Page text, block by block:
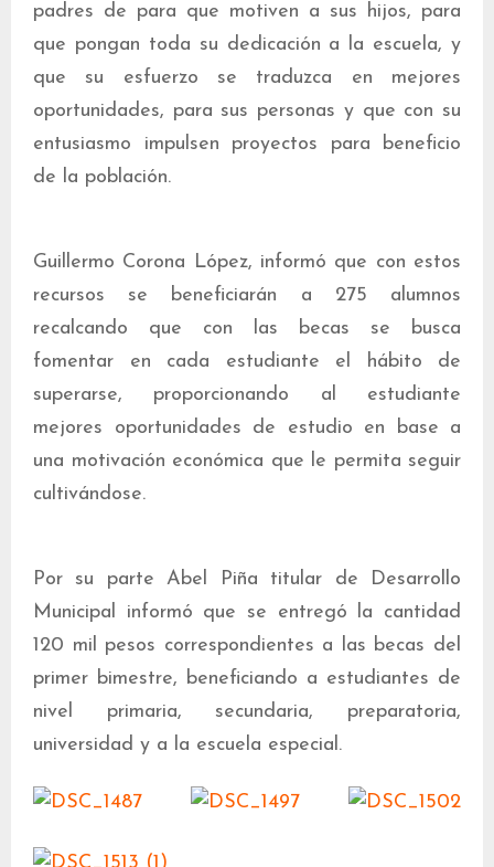
padres de para que motiven a sus hijos, para
que pongan toda su dedicación a la escuela, y
que su esfuerzo se traduzca en mejores
oportunidades, para sus personas y que con su
entusiasmo impulsen proyectos para beneficio
de la población.
Guillermo Corona López, informó que con estos
recursos se beneficiarán a 275 alumnos
recalcando que con las becas se busca
fomentar en cada estudiante el hábito de
superarse, proporcionando al estudiante
mejores oportunidades de estudio en base a
una motivación económica que le permita seguir
cultivándose.
Por su parte Abel Piña titular de Desarrollo
Municipal informó que se entregó la cantidad
120 mil pesos correspondientes a las becas del
primer bimestre, beneficiando a estudiantes de
nivel primaria, secundaria, preparatoria,
universidad y a la escuela especial.